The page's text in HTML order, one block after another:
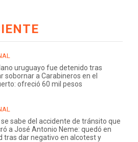
uruguayo fue detenido tras
sobornar a Carabineros en el
ofreció 60 mil pesos
se sabe del accidente de tránsito que
a José Antonio Neme: quedó en
tras dar negativo en alcotest y